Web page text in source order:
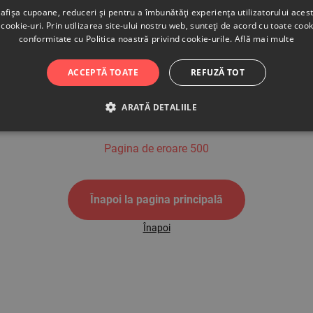
500
Pagina de eroare 500
Înapoi la pagina principală
Înapoi
cupoane, reduceri și pentru a îmbunătăți experiența utilizatorului
uri. Prin utilizarea site-ului nostru web, sunteți de acord cu toate
conformitate cu Politica noastră privind cookie-urile. Află mai multe
ACCEPTĂ TOATE REFUZĂ TOT
ARATĂ DETALIILE